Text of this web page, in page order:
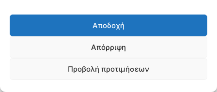
Αποδοχή
Απόρριψη
Προβολή προτιμήσεων